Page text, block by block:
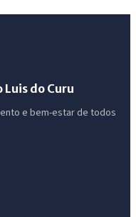
do Curu
e bem-estar de todos